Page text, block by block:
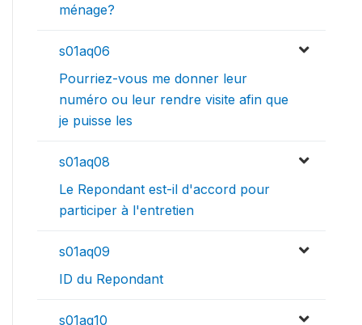
ménage?
s01aq06
Pourriez-vous me donner leur
numéro ou leur rendre visite afin que
je puisse les
s01aq08
Le Repondant est-il d'accord pour
participer à l'entretien
s01aq09
ID du Repondant
s01aq10